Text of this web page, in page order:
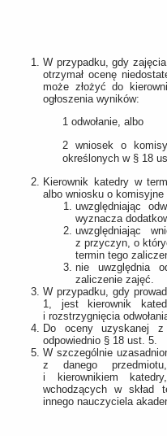
W przypadku, gdy
otrzymał ocenę
może złożyć do
ogłoszenia wyników:
1 odwołanie, albo
2 wniosek o
określonych w § 18
Kierownik katedry w
albo wniosku o
uwzględniając
wyznacza
uwzględniając
z przyczyn, o
termin tego
nie uwzględnia
zaliczenie zajęć.
W przypadku, gdy
1, jest kierownik
i rozstrzygnięcia
Do oceny uzyskanej
odpowiednio § 18 ust. 5.
W szczególnie
z danego
i kierownikiem
wchodzących w skład
innego nauczyciela